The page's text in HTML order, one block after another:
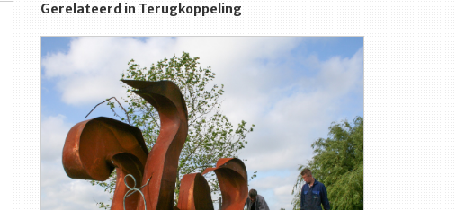
Gerelateerd in Terugkoppeling